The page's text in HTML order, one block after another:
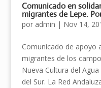
Comunicado en
migrantes de Lepe.
por admin | Nov 14,
Comunicado de apoyo
migrantes de los
Nueva Cultura del
del Sur. La Red